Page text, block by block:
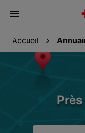
Ouvrir
Accueil